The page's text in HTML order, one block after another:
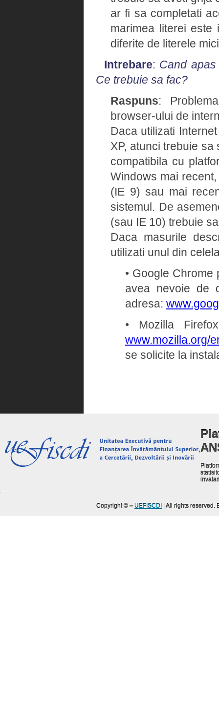
ar fi sa completati
marimea literei este
diferite de literele
Intrebare: Cand
Ce trebuie sa fac?
Raspuns:
browser-ului de
Daca utilizati
XP, atunci trebuie
compatibila cu
Windows mai
(IE 9) sau mai
sistemul. De
(sau IE 10) trebuie
Daca masurile
utilizati unul din
• Google
avea nevoie de
adresa:
• Mozilla
www.mozilla.org/
se solicite la
Copyright © – UEFISCDI | All rights